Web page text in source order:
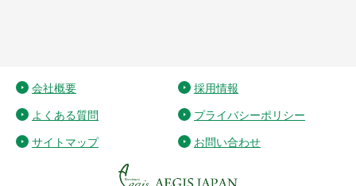
会社概要 採用情報
よくある質問 プライバシーポリシー
サイトマップ お問い合わせ